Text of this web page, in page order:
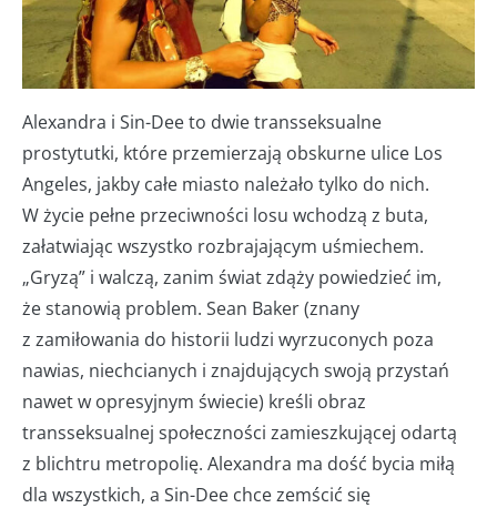
Alexandra i Sin-Dee to dwie transseksualne
prostytutki, które przemierzają obskurne ulice Los
Angeles, jakby całe miasto należało tylko do nich.
W życie pełne przeciwności losu wchodzą z buta,
załatwiając wszystko rozbrajającym uśmiechem.
„Gryzą” i walczą, zanim świat zdąży powiedzieć im,
że stanowią problem. Sean Baker (znany
z zamiłowania do historii ludzi wyrzuconych poza
nawias, niechcianych i znajdujących swoją przystań
nawet w opresyjnym świecie) kreśli obraz
transseksualnej społeczności zamieszkującej odartą
z blichtru metropolię. Alexandra ma dość bycia miłą
dla wszystkich, a Sin-Dee chce zemścić się